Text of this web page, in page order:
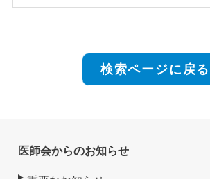
検索ページに戻る
医師会からのお知らせ